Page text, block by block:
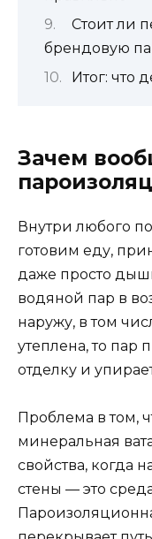
Стоит ли
брендовую
Итог: что
Зачем
Внутри любого
готовим еду,
даже просто
водяной пар в
наружу, в том
утеплена, то пар
отделку и
Проблема в том,
минеральная
свойства, когда
стены — это